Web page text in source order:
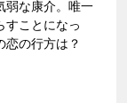
弱な康介。唯一
すことになっ
恋の行方は？